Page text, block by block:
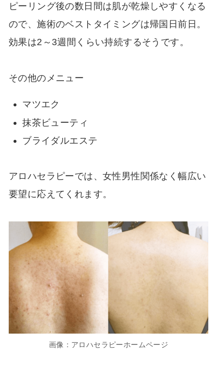
ピーリング後の数日間は肌が乾燥しやすくなる
ので、施術のベストタイミングは帰国日前日。
効果は2～3週間くらい持続するそうです。
その他のメニュー
マツエク
抹茶ビューティ
ブライダルエステ
アロハセラピーでは、女性男性関係なく幅広い
要望に応えてくれます。
画像：アロハセラピーホームページ